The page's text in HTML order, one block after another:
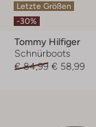
Letzte Größen
-30%
Tommy Hilfiger
Schnürboots
€ 84,99 € 58,99